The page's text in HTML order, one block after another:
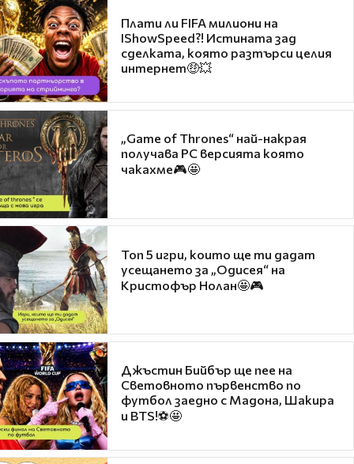
Плати ли FIFA милиони на
IShowSpeed?! Истината зад
сделката, която разтърси целия
интернет🤑💥
„Game of Thrones“ най-накрая
получава PC версията която
чакахме🎮🤩
Топ 5 игри, които ще ти дадат
усещането за „Одисея“ на
Кристофър Нолан🤩🎮
Джъстин Бийбър ще пее на
Световното първенство по
футбол заедно с Мадона, Шакира
и BTS!⚽🤩